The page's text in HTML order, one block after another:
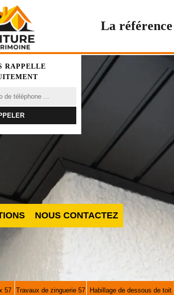
La
RAPPELLE
NOUS CONTACTEZ
57 Travaux de zinguerie 57
Habillage de dessous de toit